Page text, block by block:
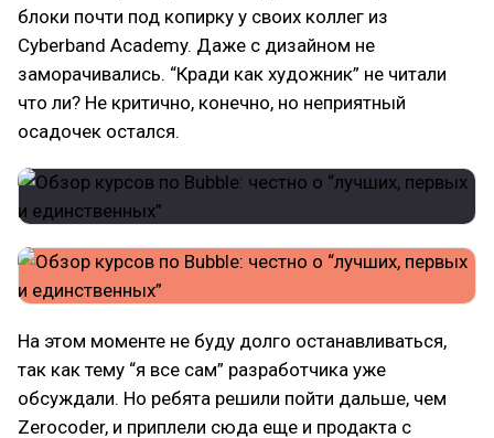
блоки почти под копирку у своих коллег из
Cyberband Academy. Даже с дизайном не
заморачивались. “Кради как художник” не читали
что ли? Не критично, конечно, но неприятный
осадочек остался.
На этом моменте не буду долго останавливаться,
так как тему “я все сам” разработчика уже
обсуждали. Но ребята решили пойти дальше, чем
Zerocoder, и приплели сюда еще и продакта с